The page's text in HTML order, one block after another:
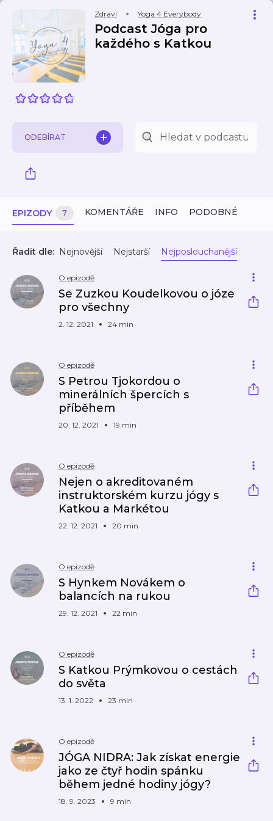
Zdraví Yoga 4 Everybody
Podcast Jóga pro
každého s Katkou
ODEBÍRAT
EPIZODY 7 KOMENTÁŘE INFO PODOBNÉ
Řadit dle: Nejnovější Nejstarší Nejposlouchanější
O epizodě
Se Zuzkou Koudelkovou o józe
pro všechny
2. 12. 2021 24 min
O epizodě
S Petrou Tjokordou o
minerálních špercích s
příběhem
20. 12. 2021 19 min
O epizodě
Nejen o akreditovaném
instruktorském kurzu jógy s
Katkou a Markétou
22. 12. 2021 20 min
O epizodě
S Hynkem Novákem o
balancích na rukou
29. 12. 2021 22 min
O epizodě
S Katkou Prýmkovou o cestách
do světa
13. 1. 2022 23 min
O epizodě
JÓGA NIDRA: Jak získat energie
jako ze čtyř hodin spánku
během jedné hodiny jógy?
18. 9. 2023 9 min